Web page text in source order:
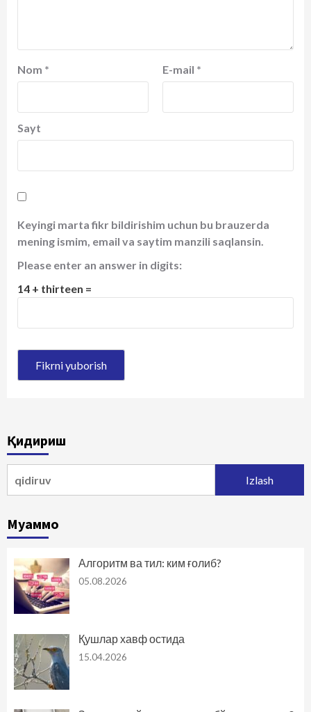
Nom * E-mail *
Sayt
Keyingi marta fikr bildirishim uchun bu brauzerda
mening ismim, email va saytim manzili saqlansin.
Please enter an answer in digits:
14 + thirteen =
Қидириш
Муаммо
Алгоритм ва тил: ким ғолиб?
05.08.2026
Қушлар хавф остида
15.04.2026